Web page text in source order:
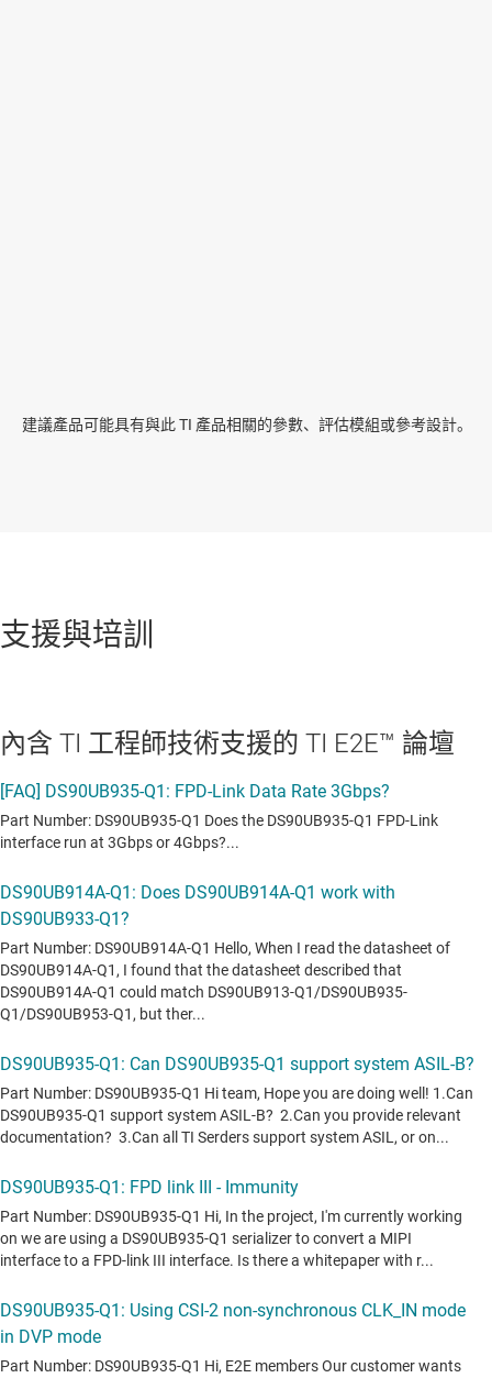
建議產品可能具有與此 TI 產品相關的參數、評估模組或參考設計。
支援與培訓
內含 TI 工程師技術支援的 TI E2E™ 論壇